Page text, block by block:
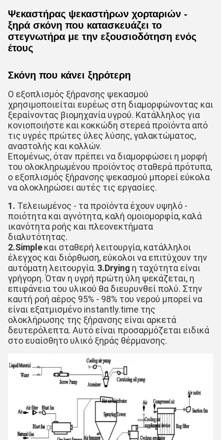
Ψεκαστήρας ψεκαστήρων χορταριών -
ξηρά σκόνη που κατασκευάζει το
στεγνωτήρα με την εξουσιοδότηση ενός
έτους
Σκόνη που κάνει ξηρότερη
Ο εξοπλισμός ξήρανσης ψεκασμού
χρησιμοποιείται ευρέως στη διαμορφώνοντας και
ξεραίνοντας βιομηχανία υγρού. Κατάλληλος για
κονιοποιήστε και κοκκώδη στερεά προϊόντα από
τις υγρές πρώτες ύλες λύσης, γαλακτώματος,
αναστολής και κολλών.
Επομένως, όταν πρέπει να διαμορφώσει η μορφή
του ολοκληρωμένου προϊόντος σταθερά πρότυπα,
ο εξοπλισμός ξήρανσης ψεκασμού μπορεί εύκολα
να ολοκληρώσει αυτές τις εργασίες.
1. Τελειωμένος - τα προϊόντα έχουν υψηλό -
ποιότητα και αγνότητα, καλή ομοιομορφία, καλά
ικανότητα ροής και πλεονεκτήματα
διαλυτότητας.
2.Simpleκαι σταθερή λειτουργία, κατάλληλοι
έλεγχος και διόρθωση, εύκολοι να επιτύχουν την
αυτόματη λειτουργία. 3.Drying η ταχύτητα είναι
γρήγορη. Όταν η υγρή πρώτη ύλη ψεκάζεται, η
επιφάνεια του υλικού θα διευρυνθεί πολύ. Στην
καυτή ροή αέρος 95% - 98% του νερού μπορεί να
είναι εξατμισμένο instantly.time της
ολοκλήρωσης της ξήρανσης είναι αρκετά
δευτερόλεπτα. Αυτό είναι προσαρμόζεται ειδικά
στο ευαίσθητο υλικό ξηράς θέρμανσης.